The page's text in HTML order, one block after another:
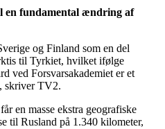
fundamental ændring af
og Finland som en del
til Tyrkiet, hvilket ifølge
ved Forsvarsakademiet er et
skriver TV2.
en masse ekstra geografiske
til Rusland på 1.340 kilometer,